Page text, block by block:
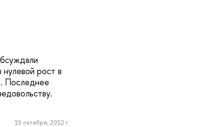
рост в
Последнее
15 октября, 2012 г.